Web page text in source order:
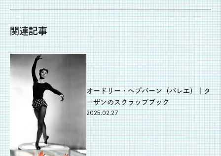
関連記事
オードリー・ヘプバーン（バレエ）｜タ
ーザンのスクラップブック
2025.02.27